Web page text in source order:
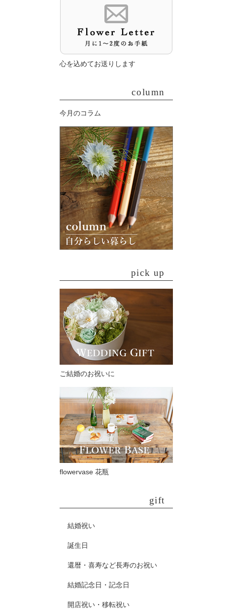
心を込めてお送りします
column
今月のコラム
pick up
ご結婚のお祝いに
flowervase 花瓶
gift
結婚祝い
誕生日
還暦・喜寿など長寿のお祝い
結婚記念日・記念日
開店祝い・移転祝い